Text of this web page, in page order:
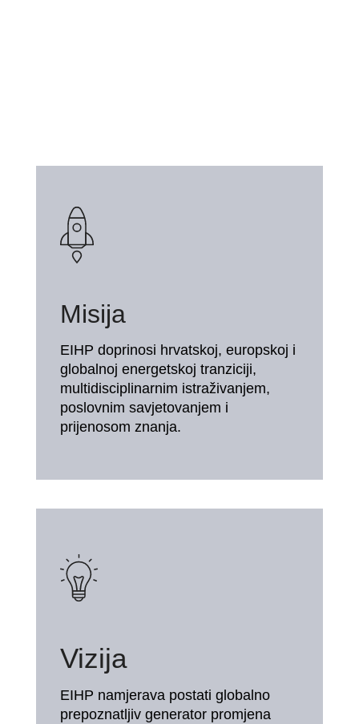
Misija
EIHP doprinosi hrvatskoj, europskoj i
globalnoj energetskoj tranziciji,
multidisciplinarnim istraživanjem,
poslovnim savjetovanjem i
prijenosom znanja.
Vizija
EIHP namjerava postati globalno
prepoznatljiv generator promjena